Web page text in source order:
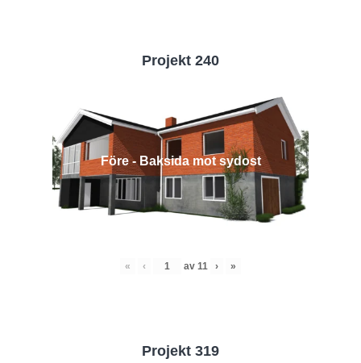
Projekt 240
Före - Baksida mot sydost
« ‹ av 11 › »
Projekt 319